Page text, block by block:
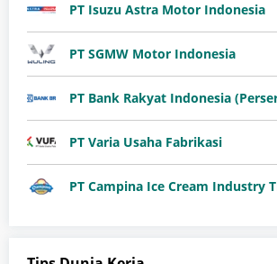
PT Isuzu Astra Motor Indonesia
PT SGMW Motor Indonesia
PT Bank Rakyat Indonesia
PT Varia Usaha Fabrikasi
PT Campina Ice Cream Industry